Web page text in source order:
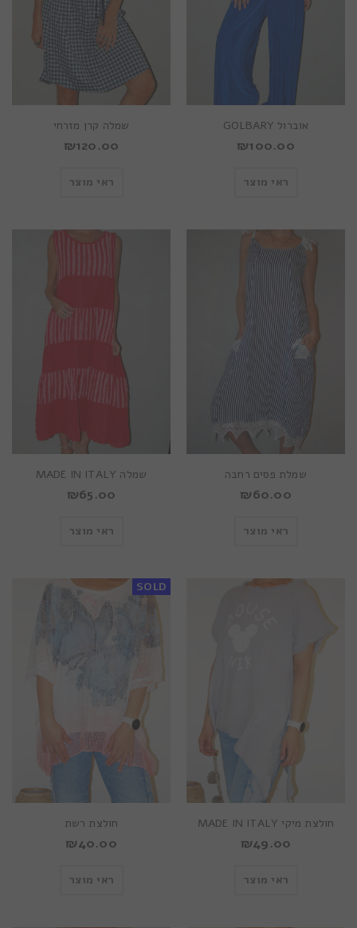
אוברול GOLBARY
₪100.00
ראי מוצר
שמלה קרן מזרחי
₪120.00
ראי מוצר
שמלת פסים רחבה
₪60.00
ראי מוצר
שמלה MADE IN ITALY
₪65.00
ראי מוצר
חולצת מיקי MADE IN ITALY
₪49.00
ראי מוצר
SOLD
חולצת רשת
₪40.00
ראי מוצר